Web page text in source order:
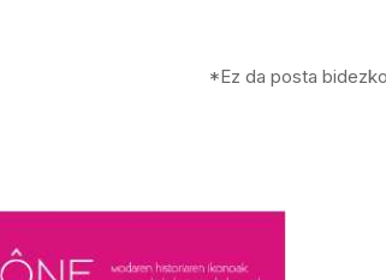
*Ez da posta